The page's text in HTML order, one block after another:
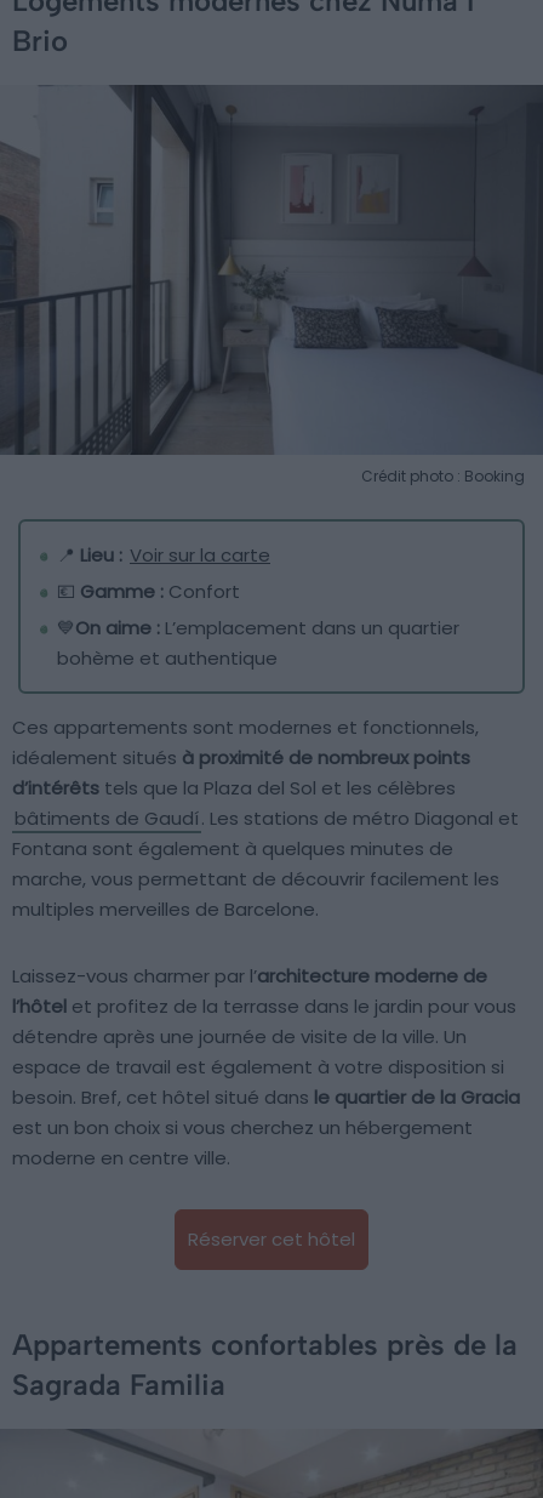
Brio
Crédit photo : Booking
📍 Lieu : Voir sur la carte
💶 Gamme : Confort
💙On aime : L’emplacement dans un quartier
bohème et authentique
Ces appartements sont modernes et fonctionnels,
idéalement situés à proximité de nombreux points
d’intérêts tels que la Plaza del Sol et les célèbres
bâtiments de Gaudí. Les stations de métro Diagonal et
Fontana sont également à quelques minutes de
marche, vous permettant de découvrir facilement les
multiples merveilles de Barcelone.
Laissez-vous charmer par l’architecture moderne de
l’hôtel et profitez de la terrasse dans le jardin pour vous
détendre après une journée de visite de la ville. Un
espace de travail est également à votre disposition si
besoin. Bref, cet hôtel situé dans le quartier de la Gracia
est un bon choix si vous cherchez un hébergement
moderne en centre ville.
Réserver cet hôtel
Appartements confortables près de la
Sagrada Familia